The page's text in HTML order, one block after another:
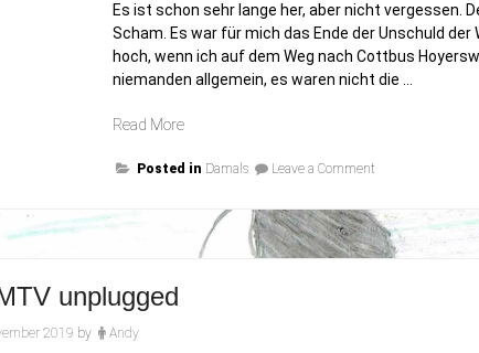
Es ist schon sehr lange her, aber nicht vergessen.
Scham. Es war für mich das Ende der Unschuld
hoch, wenn ich auf dem Weg nach Cottbus
niemanden allgemein, es waren nicht die …
Read More„30
Hoyerswerda“
Posted in Damals Leave a Commenton
Hoyerswerda
unplugged
2019 by Andy